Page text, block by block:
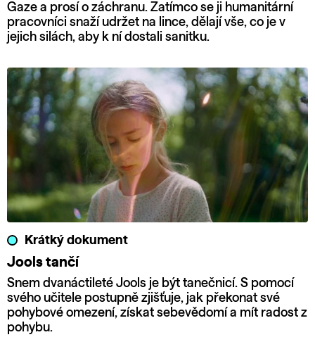
Gaze a prosí o záchranu. Zatímco se ji humanitární
pracovníci snaží udržet na lince, dělají vše, co je v
jejich silách, aby k ní dostali sanitku.
Krátký dokument
Jools tančí
Snem dvanáctileté Jools je být tanečnicí. S pomocí
svého učitele postupně zjišťuje, jak překonat své
pohybové omezení, získat sebevědomí a mít radost z
pohybu.